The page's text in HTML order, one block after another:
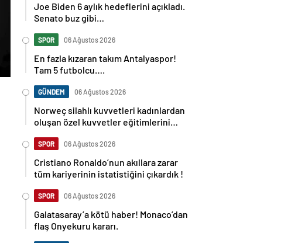
Joe Biden 6 aylık hedeflerini açıkladı.
Senato buz gibi…
SPOR 06 Ağustos 2026
En fazla kızaran takım Antalyaspor!
Tam 5 futbolcu….
GÜNDEM 06 Ağustos 2026
Norweç silahlı kuvvetleri kadınlardan
oluşan özel kuvvetler eğitimlerini
SPOR 06 Ağustos 2026
Cristiano Ronaldo’nun akıllara zarar
tüm kariyerinin istatistiğini çıkardık !
SPOR 06 Ağustos 2026
Galatasaray’a kötü haber! Monaco’dan
flaş Onyekuru kararı.